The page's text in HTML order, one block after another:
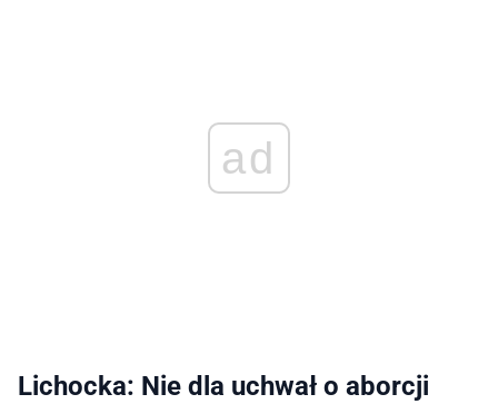
ad
Lichocka: Nie dla uchwał o aborcji